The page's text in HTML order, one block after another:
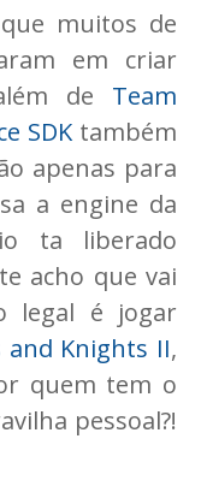
muitos de
em criar
de Team
SDKtambém
apenas para
a engine da
ta liberado
acho que vai
legal é jogar
and Knights II,
quem tem o
pessoal?!